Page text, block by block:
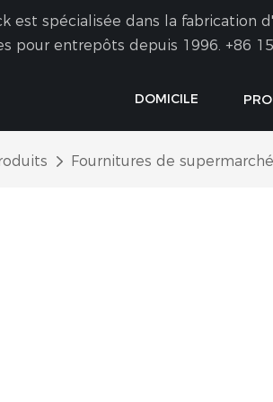
est spécialisée dans la fabrication
pour entrepôts depuis 1996. +86
DOMICILE
Fournitures de supermarché